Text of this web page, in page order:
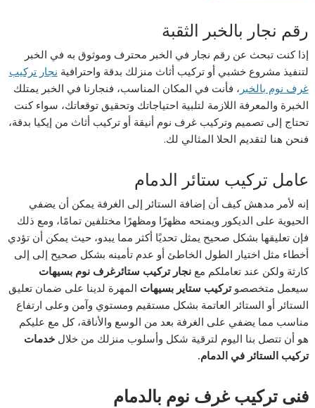
رقم نجار بالخبر الثقبة
إذا كنت تبحث عن رقم نجار في الخبر محترف وموثوق به في الخبر
لتنفيذ مشروع خشبي أو تركيب أثاث منزلك بدقة واحترافية نجار تركيب
غرف نوم بالخبر ، فأنت في المكان المناسب، فنجارنا في الخبر يمتلك
الخبرة والمعرفة اللازمة لتلبية احتياجاتك وتحقيق توقعاتك، سواء كنت
تحتاج إلى تصميم وتركيب غرف نوم أنيقة أو تركيب أثاث من إيكيا بدقة،
فنحن هنا لتقديم الحلا المثالي لك.
عامل تركيب ستائر الدمام
إنه لأمر مدهش كيف أن إضافة الستائر إلى الغرفة يمكن أن يضفي
الحيوية على الديكور ويمنحه مظهرًا ومظهرًا مختلفين تمامًا، ومع ذلك
فإن تعليقها بشكل صحيح يمثل تحديًا أكثر مما يبدو، حيث يمكن أن تؤدي
أخطاء مثل اختيار الطول الخاطئ أو عدم تأمينه بشكل صحيح إلى إلى
كارثة ولكن عند تعاملكم معنجار تركيب ستائرغرف نوم بسيهات
سيعمل متخصصوتركيب ستاير بسيهات المهرة لدينا على ضمان تعليق
الستائر أو الستائر العاتمة بشكل مستقيم ومستوي وآمن وعلى ارتفاع
مناسب مما يضفي على الغرفة بعد من الوسع والأناقة، كل مع عليكم
هو أن تتصل بنا اليوم لترقية شكل وأسلوب منزلك من خلالخدمات
تركيب الستائر في الدمام.
فنى تركيب غرف نوم بالدمام